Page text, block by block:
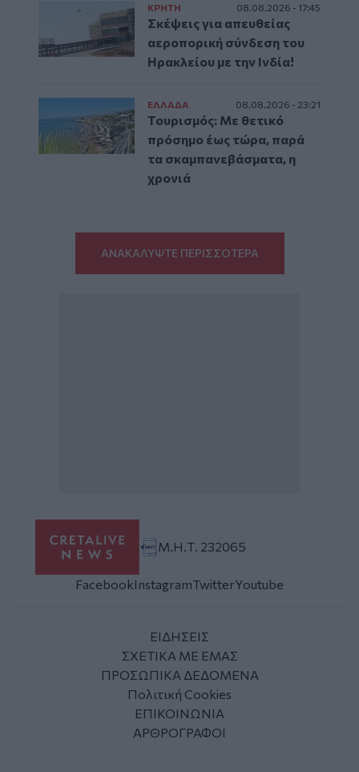
ΚΡΗΤΗ 08.08.2026 - 17:45
Σκέψεις για απευθείας
αεροπορική σύνδεση του
Ηρακλείου με την Ινδία!
ΕΛΛAΔΑ 08.08.2026 - 23:21
Τουρισμός: Με θετικό
πρόσημο έως τώρα, παρά
τα σκαμπανεβάσματα, η
χρονιά
ΑΝΑΚΑΛΥΨΤΕ ΠΕΡΙΣΣΟΤΕΡΑ
Μ.Η.Τ. 232065
FacebookInstagramTwitterYoutube
ΕΙΔΗΣΕΙΣ
ΣΧΕΤΙΚΑ ΜΕ ΕΜΑΣ
ΠΡΟΣΩΠΙΚΑ ΔΕΔΟΜΕΝΑ
Πολιτική Cookies
ΕΠΙΚΟΙΝΩΝΙΑ
ΑΡΘΡΟΓΡΑΦΟΙ